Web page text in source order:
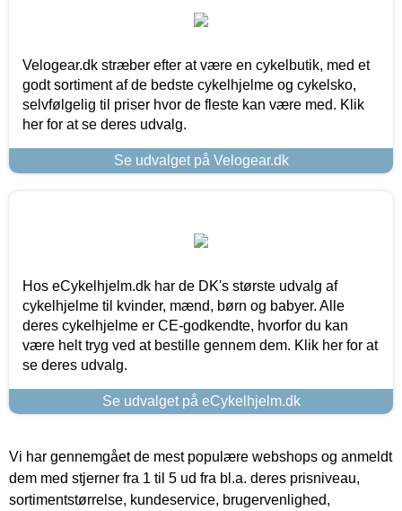
Velogear.dk stræber efter at være en cykelbutik, med et
godt sortiment af de bedste cykelhjelme og cykelsko,
selvfølgelig til priser hvor de fleste kan være med. Klik
her for at se deres udvalg.
Se udvalget på Velogear.dk
Hos eCykelhjelm.dk har de DK's største udvalg af
cykelhjelme til kvinder, mænd, børn og babyer. Alle
deres cykelhjelme er CE-godkendte, hvorfor du kan
være helt tryg ved at bestille gennem dem. Klik her for at
se deres udvalg.
Se udvalget på eCykelhjelm.dk
Vi har gennemgået de mest populære webshops og anmeldt
dem med stjerner fra 1 til 5 ud fra bl.a. deres prisniveau,
sortimentstørrelse, kundeservice, brugervenlighed,